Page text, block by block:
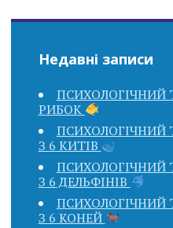
Недавні записи
ПСИХОЛОГІЧНИЙ
РИБОК
ПСИХОЛОГІЧНИЙ
З 6 КИТІВ
ПСИХОЛОГІЧНИЙ
З 6 ДЕЛЬФІНІВ
ПСИХОЛОГІЧНИЙ
З 6 КОНЕЙ